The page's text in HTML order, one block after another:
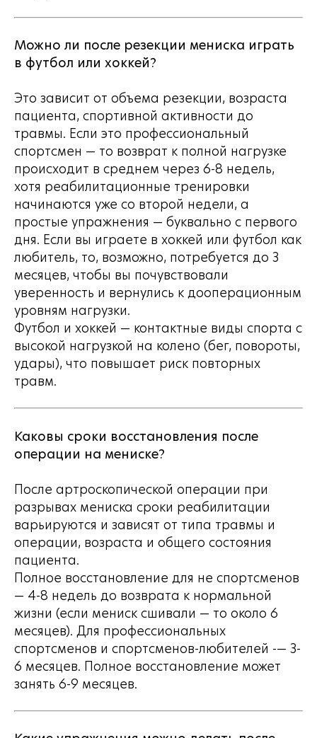
Можно ли после резекции мениска играть
в футбол или хоккей?
Это зависит от объема резекции, возраста
пациента, спортивной активности до
травмы. Если это профессиональный
спортсмен — то возврат к полной нагрузке
происходит в среднем через 6-8 недель,
хотя реабилитационные тренировки
начинаются уже со второй недели, а
простые упражнения — буквально с первого
дня. Если вы играете в хоккей или футбол как
любитель, то, возможно, потребуется до 3
месяцев, чтобы вы почувствовали
уверенность и вернулись к дооперационным
уровням нагрузки.
Футбол и хоккей — контактные виды спорта с
высокой нагрузкой на колено (бег, повороты,
удары), что повышает риск повторных
травм.
Каковы сроки восстановления после
операции на мениске?
После артроскопической операции при
разрывах мениска сроки реабилитации
варьируются и зависят от типа травмы и
операции, возраста и общего состояния
пациента.
Полное восстановление для не спортсменов
— 4-8 недель до возврата к нормальной
жизни (если мениск сшивали — то около 6
месяцев). Для профессиональных
спортсменов и спортсменов-любителей -— 3-
6 месяцев. Полное восстановление может
занять 6-9 месяцев.